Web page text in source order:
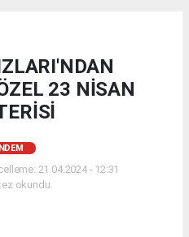
23 NİSAN
21.04.2024 - 12:31
okundu.